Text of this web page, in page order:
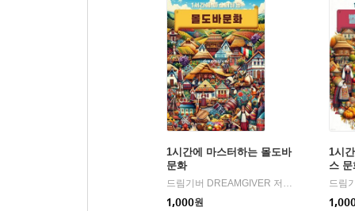
1시간에 마스터하는 몰도바
문화
|
플레이월드주
1,000원
1시
스 문